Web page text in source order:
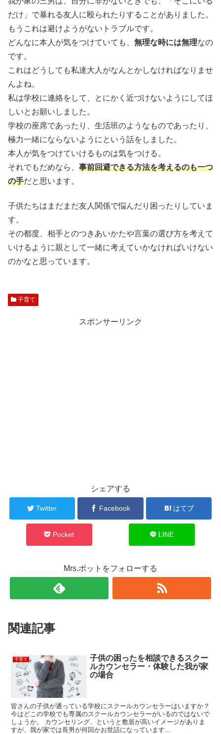
だけ」で暴れる友人に殴られたりすることがありました。
もうこれは避けようがないトラブルです。
どんなに本人が気をつけていても、 無理な時には無理なの
です。
これはどうしても私達大人がなんとかしなければなりませ
んよね。
私は学校に連絡をして、とにかく近づけないようにしてほ
しいとお願いしました。
学校の座席であったり、生活班のようなものであったり、
極力一緒にならないようにという話をしました。
本人が気をつけていけるものは気をつける。
それでもだめなら、 事前回避できる方法を考えるのも一つ
の手だと思います。
子供たちはまだまだ友人関係で悩んだり困ったりしていま
す。
その都度、相手とのつきあいかたや言葉の選び方を考えて
いけるように親として一緒に考えていかなければいけない
のかなと思っています。
子育て
スポンサーリンク
シェアする
Twitter Facebook はてブ
Pocket LINE
Mrs.ポットをフォローする
関連記事
子育て
子供の困ったを相談できるスクー
ルカウンセラー・体験した我が家
の場合
皆さんの子供が通っている学校にスクールカウンセラーはいますか？
今はどこの学校でも専属のスクールカウンセラーがいるのではないで
しょうか。 カウンセリング、というと敷居が高いイメージがありま
すが、我が家では長男が何回かお世話になっています...